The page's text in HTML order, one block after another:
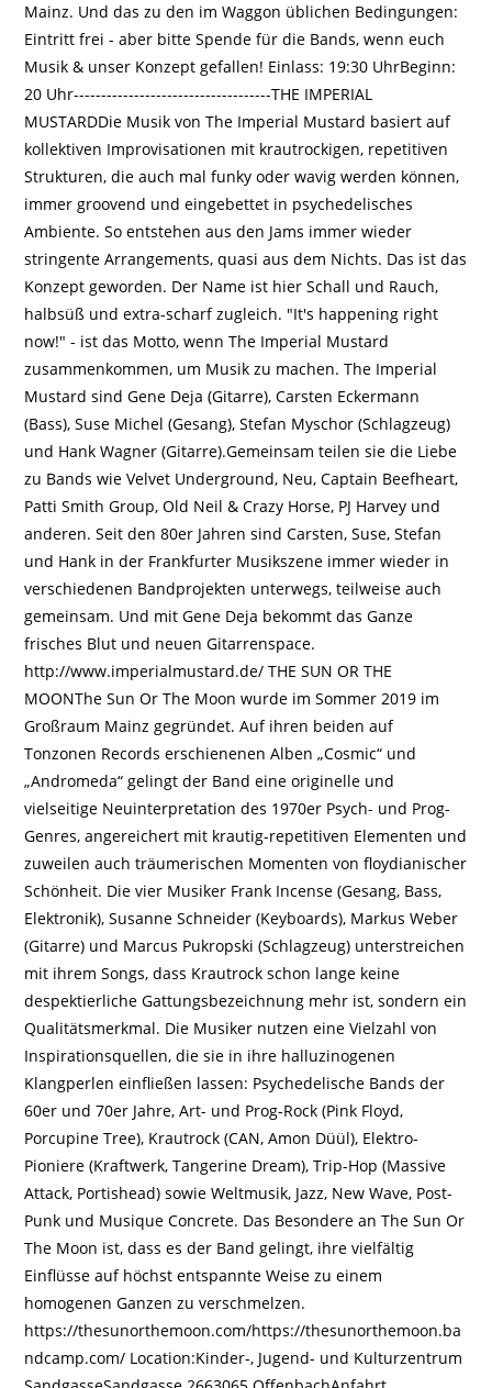
Mainz. Und das zu den im Waggon üblichen Bedingungen:
Eintritt frei - aber bitte Spende für die Bands, wenn euch
Musik & unser Konzept gefallen! Einlass: 19:30 UhrBeginn:
20 Uhr------------------------------------THE IMPERIAL
MUSTARDDie Musik von The Imperial Mustard basiert auf
kollektiven Improvisationen mit krautrockigen, repetitiven
Strukturen, die auch mal funky oder wavig werden können,
immer groovend und eingebettet in psychedelisches
Ambiente. So entstehen aus den Jams immer wieder
stringente Arrangements, quasi aus dem Nichts. Das ist das
Konzept geworden. Der Name ist hier Schall und Rauch,
halbsüß und extra-scharf zugleich. "It's happening right
now!" - ist das Motto, wenn The Imperial Mustard
zusammenkommen, um Musik zu machen. The Imperial
Mustard sind Gene Deja (Gitarre), Carsten Eckermann
(Bass), Suse Michel (Gesang), Stefan Myschor (Schlagzeug)
und Hank Wagner (Gitarre).Gemeinsam teilen sie die Liebe
zu Bands wie Velvet Underground, Neu, Captain Beefheart,
Patti Smith Group, Old Neil & Crazy Horse, PJ Harvey und
anderen. Seit den 80er Jahren sind Carsten, Suse, Stefan
und Hank in der Frankfurter Musikszene immer wieder in
verschiedenen Bandprojekten unterwegs, teilweise auch
gemeinsam. Und mit Gene Deja bekommt das Ganze
frisches Blut und neuen Gitarrenspace.
http://www.imperialmustard.de/ THE SUN OR THE
MOONThe Sun Or The Moon wurde im Sommer 2019 im
Großraum Mainz gegründet. Auf ihren beiden auf
Tonzonen Records erschienenen Alben „Cosmic“ und
„Andromeda“ gelingt der Band eine originelle und
vielseitige Neuinterpretation des 1970er Psych- und Prog-
Genres, angereichert mit krautig-repetitiven Elementen und
zuweilen auch träumerischen Momenten von floydianischer
Schönheit. Die vier Musiker Frank Incense (Gesang, Bass,
Elektronik), Susanne Schneider (Keyboards), Markus Weber
(Gitarre) und Marcus Pukropski (Schlagzeug) unterstreichen
mit ihrem Songs, dass Krautrock schon lange keine
despektierliche Gattungsbezeichnung mehr ist, sondern ein
Qualitätsmerkmal. Die Musiker nutzen eine Vielzahl von
Inspirationsquellen, die sie in ihre halluzinogenen
Klangperlen einfließen lassen: Psychedelische Bands der
60er und 70er Jahre, Art- und Prog-Rock (Pink Floyd,
Porcupine Tree), Krautrock (CAN, Amon Düül), Elektro-
Pioniere (Kraftwerk, Tangerine Dream), Trip-Hop (Massive
Attack, Portishead) sowie Weltmusik, Jazz, New Wave, Post-
Punk und Musique Concrete. Das Besondere an The Sun Or
The Moon ist, dass es der Band gelingt, ihre vielfältig
Einflüsse auf höchst entspannte Weise zu einem
homogenen Ganzen zu verschmelzen.
https://thesunorthemoon.com/https://thesunorthemoon.ba
ndcamp.com/ Location:Kinder-, Jugend- und Kulturzentrum